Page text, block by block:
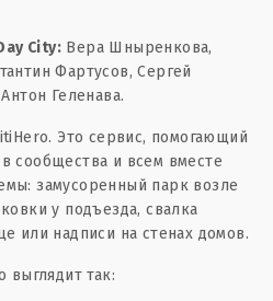
City: Вера Шныренкова,
Фартусов, Сергей
Геленава.
Это сервис, помогающий
сообщества и всем вместе
замусоренный парк возле
у подъезда, свалка
или надписи на стенах домов.
выглядит так: